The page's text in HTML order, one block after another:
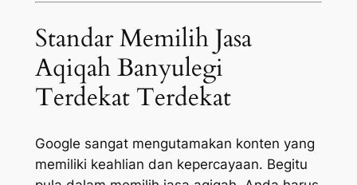
Standar Memilih Jasa
Aqiqah Banyulegi
Terdekat Terdekat
Google sangat mengutamakan konten yang
memiliki keahlian dan kepercayaan. Begitu